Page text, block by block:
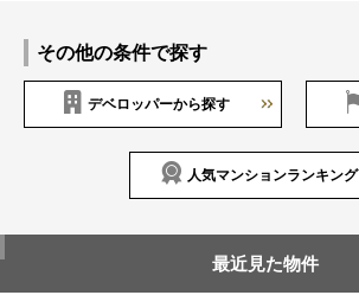
その他の条件で探す
デベロッパーから探す
人気マンションランキング
最近見た物件